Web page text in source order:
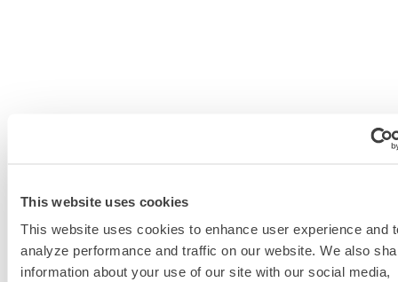
This website uses cookies
This website uses cookies to enhance user experience and
analyze performance and traffic on our website. We also
information about your use of our site with our social media,
DOCUMENTS CONNEXES